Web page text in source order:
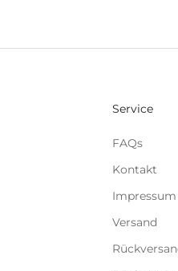
Service
FAQs
Kontakt
Impressum
Versand